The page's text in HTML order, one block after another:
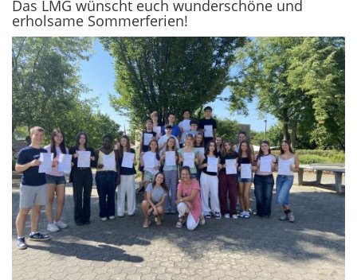
Das LMG wünscht euch wunderschöne und
erholsame Sommerferien!